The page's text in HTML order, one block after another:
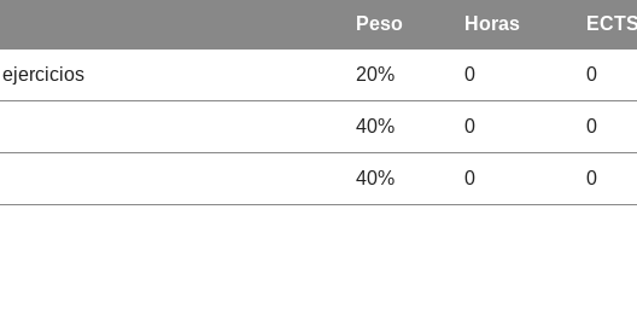
Peso Horas ECTS
20% 0 0
40% 0 0
40% 0 0